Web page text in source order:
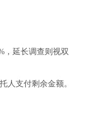
，延长调查则视双
人支付剩余金额。